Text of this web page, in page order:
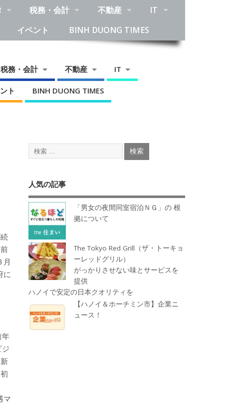
税務・会計 不動産
IT
イベント BINH DUONG TIMES
税務・会計 不動産 IT
ト BINH DUONG TIMES
月
に
年
マ
人気の記事
「男女の夜間同室宿泊ＮＧ」の 根
拠について
The Tokyo Red Grill（ザ・トーキョ
ーレッドグリル）
がっかりさせない味とサービスを
提供
ハノイで安定の日本クオリティを
【ハノイ＆ホーチミン市】企業ニ
ュース！